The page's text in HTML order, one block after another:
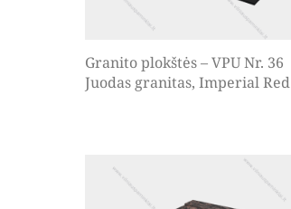
Granito plokštės – VPU Nr. 36
Juodas granitas, Imperial Red